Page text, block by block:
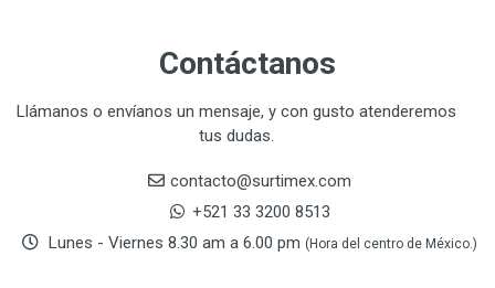
Contáctanos
Llámanos o envíanos un mensaje, y con gusto atenderemos
tus dudas.
contacto@surtimex.com
+521 33 3200 8513
Lunes - Viernes 8.30 am a 6.00 pm (Hora del centro de México.)